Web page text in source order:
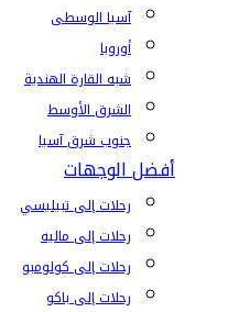
آسيا الوسطى
أوروبا
شبه القارة الهندية
الشرق الأوسط
جنوب شرق آسيا
أفضل الوجهات
رحلات إلى تبيليسي
رحلات إلى ماليه
رحلات إلى كولومبو
رحلات إلى باكو